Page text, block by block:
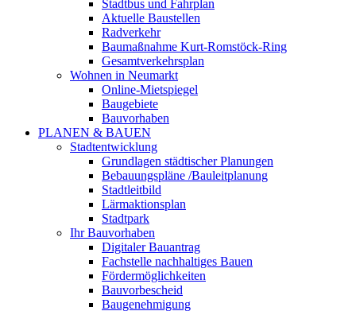
Stadtbus und Fahrplan
Aktuelle Baustellen
Radverkehr
Baumaßnahme Kurt-Romstöck-Ring
Gesamtverkehrsplan
Wohnen in Neumarkt
Online-Mietspiegel
Baugebiete
Bauvorhaben
PLANEN & BAUEN
Stadtentwicklung
Grundlagen städtischer Planungen
Bebauungspläne /Bauleitplanung
Stadtleitbild
Lärmaktionsplan
Stadtpark
Ihr Bauvorhaben
Digitaler Bauantrag
Fachstelle nachhaltiges Bauen
Fördermöglichkeiten
Bauvorbescheid
Baugenehmigung